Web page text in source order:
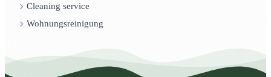
Cleaning service
Wohnungsreinigung